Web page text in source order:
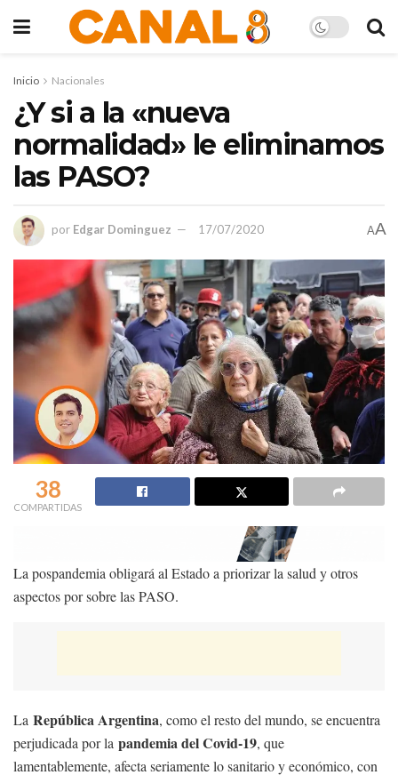
Inicio Nacionales
¿Y si a la «nueva
normalidad» le eliminamos
las PASO?
por Edgar Dominguez 17/07/2020 AA
38
COMPARTIDAS
La pospandemia obligará al Estado a priorizar la salud y otros
aspectos por sobre las PASO.
La República Argentina, como el resto del mundo, se encuentra
perjudicada por la pandemia del Covid-19, que
lamentablemente, afecta seriamente lo sanitario y económico, con